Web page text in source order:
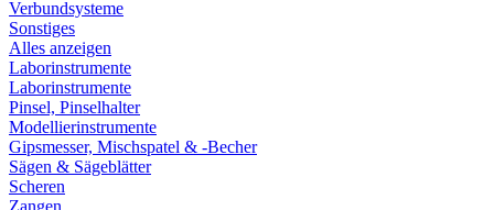
Verbundsysteme
Sonstiges
Alles anzeigen
Laborinstrumente
Laborinstrumente
Pinsel, Pinselhalter
Modellierinstrumente
Gipsmesser, Mischspatel & -Becher
Sägen & Sägeblätter
Scheren
Zangen